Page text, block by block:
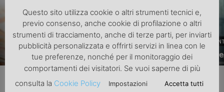
Investimenti
Questo sito utilizza cookie o altri strumenti tecnici e,
previo consenso, anche cookie di profilazione o altri
strumenti di tracciamento, anche di terze parti, per inviarti
pubblicità personalizzata e offrirti servizi in linea con le
tue preferenze, nonché per il monitoraggio dei
comportamenti dei visitatori. Se vuoi saperne di più
consulta la Cookie Policy Impostazioni Accetta tutti